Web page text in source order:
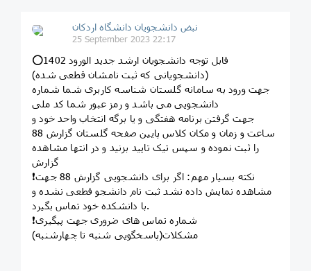
نبض دانشجویان دانشگاه اردکان
25 September 2023 22:17
⭕️قابل توجه دانشجویان ارشد جدید الورود 1402
(دانشجویانی که ثبت نامشان قطعی شده)
جهت ورود به سامانه گلستان شناسه کاربری شما شماره
دانشجویی می باشد و رمز عبور شما کد ملی
جهت گرفتن برنامه هفتگی و یا برگه انتخاب واحد خود و
ساعت و زمان و مکان کلاس پایین صفحه گلستان گزارش 88
را ثبت نموده و سپس تیک تایید بزنید و در انتها مشاهده
گزارش
❗️نکته بسیار مهم: اگر برای دانشجویی گزارش 88 جهت
مشاهده نمایش داده نشد ثبت نام دانشجو قطعی نشده و
با دانشکده خود تماس بگیرد.
❗️شماره تماس های ضروری جهت پیگیری
مشکلات(پاسخگویی شنبه تا چهارشنبه)